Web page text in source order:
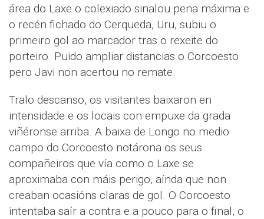
área do Laxe o colexiado sinalou pena máxima e
o recén fichado do Cerqueda, Uru, subiu o
primeiro gol ao marcador tras o rexeite do
porteiro. Puido ampliar distancias o Corcoesto
pero Javi non acertou no remate.
Tralo descanso, os visitantes baixaron en
intensidade e os locais con empuxe da grada
viñéronse arriba. A baixa de Longo no medio
campo do Corcoesto notárona os seus
compañeiros que vía como o Laxe se
aproximaba con máis perigo, aínda que non
creaban ocasións claras de gol. O Corcoesto
intentaba saír a contra e a pouco para o final, o